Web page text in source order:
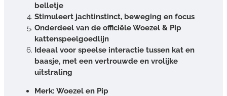
belletje
Stimuleert jachtinstinct, beweging en focus
Onderdeel van de officiële Woezel & Pip
kattenspeelgoedlijn
Ideaal voor speelse interactie tussen kat en
baasje, met een vertrouwde en vrolijke
uitstraling
Merk: Woezel en Pip